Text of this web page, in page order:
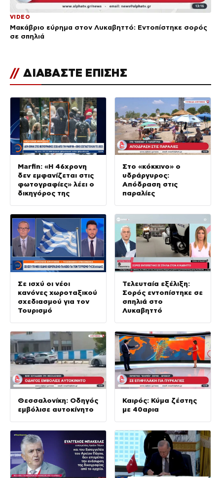
VIDEO
Μακάβριο εύρημα στον Λυκαβηττό: Εντοπίστηκε σορός
σε σπηλιά
// ΔΙΑΒΑΣΤΕ ΕΠΙΣΗΣ
Marfin: «Η 46χρονη
δεν εμφανίζεται στις
φωτογραφίες» λέει ο
δικηγόρος της
Στο «κόκκινο» ο
υδράργυρος:
Απόδραση στις
παραλίες
Σε ισχύ οι νέοι
κανόνες χωροταξικού
σχεδιασμού για τον
Τουρισμό
Τελευταία εξέλιξη:
Σορός εντοπίστηκε σε
σπηλιά στο
Λυκαβηττό
Θεσσαλονίκη: Οδηγός
εμβόλισε αυτοκίνητο
Καιρός: Κύμα ζέστης
με 40αρια